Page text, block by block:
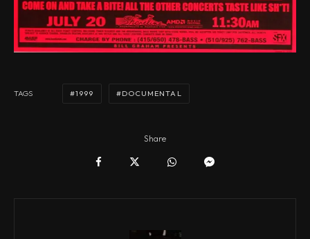
TAGS 1999 DOCUMENTAL
Share